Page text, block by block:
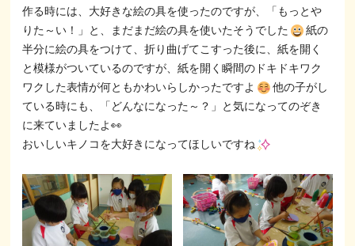
作る時には、大好きな絵の具を使ったのですが、「もっとや
りた～い！」と、まだまだ絵の具を使いたそうでした
紙の
半分に絵の具をつけて、折り曲げてこすった後に、紙を開く
と模様がついているのですが、紙を開く瞬間のドキドキワク
ワクした表情が何ともかわいらしかったですよ
他の子がし
ている時にも、「どんなになった～？」と気になってのぞき
に来ていましたよ👀
おいしいキノコを大好きになってほしいですね